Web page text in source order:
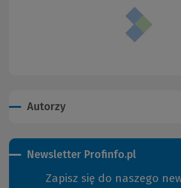
Autorzy
Newsletter Profinfo.pl
Zapisz się do naszego